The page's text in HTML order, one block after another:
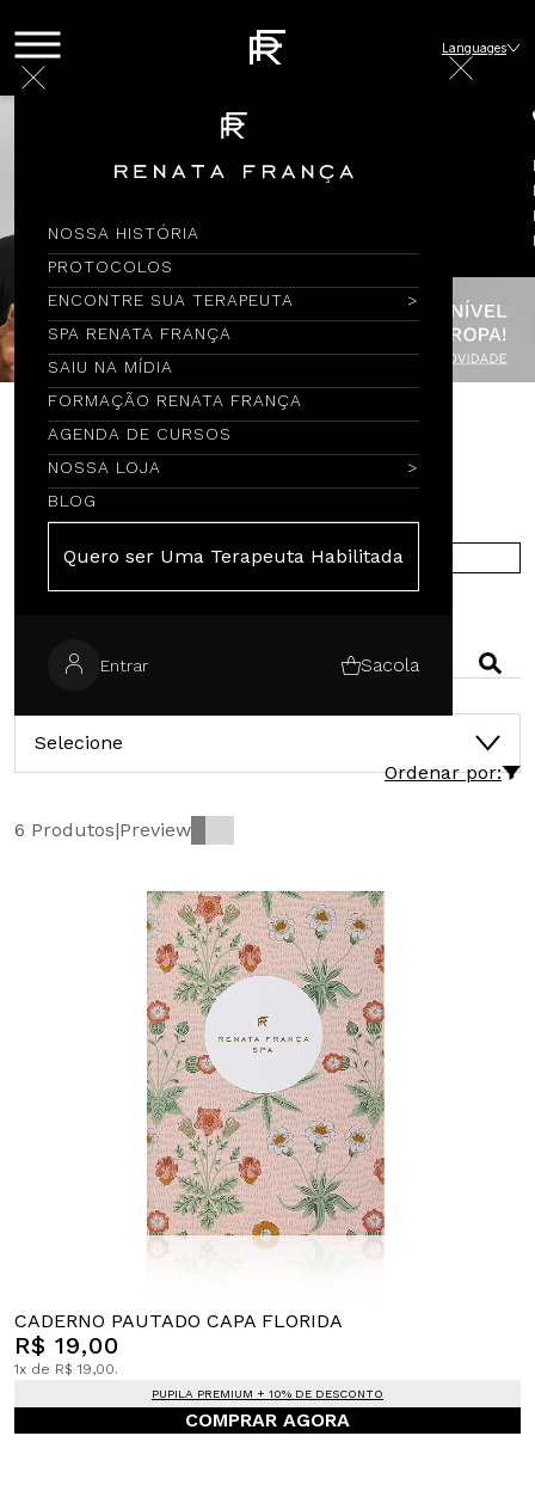
NOSSA HISTÓRIA
PROTOCOLOS
ENCONTRE SUA TERAPEUTA
SPA RENATA FRANÇA
SAIU NA MÍDIA
FORMAÇÃO RENATA FRANÇA
AGENDA DE CURSOS
NOSSA LOJA
BLOG
Quero ser Uma Terapeuta Habilitada
Entrar Sacola
Languages
Encontre por Nome
COMPRE NA EUROPA
Selecione
Ordenar por:
6 Produtos|Preview
CADERNO PAUTADO CAPA FLORIDA
R$ 19,00
1x de R$ 19,00.
PUPILA PREMIUM + 10% DE DESCONTO
COMPRAR AGORA